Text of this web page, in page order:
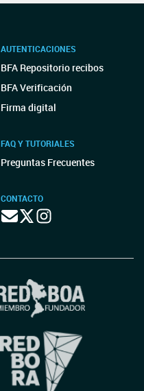
AUTENTICACIONES
BFA Repositorio recibos
BFA Verificación
Firma digital
FAQ Y TUTORIALES
Preguntas Frecuentes
CONTACTO